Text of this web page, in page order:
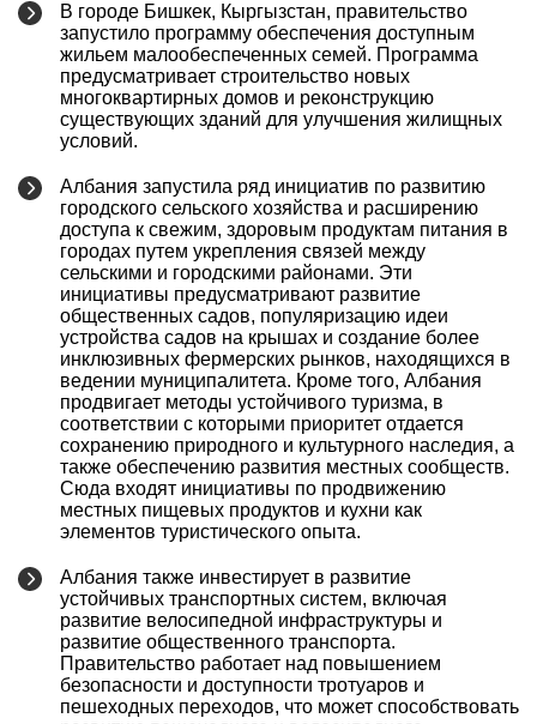
В городе Бишкек, Кыргызстан, правительство
запустило программу обеспечения доступным
жильем малообеспеченных семей. Программа
предусматривает строительство новых
многоквартирных домов и реконструкцию
существующих зданий для улучшения жилищных
условий.
Албания запустила ряд инициатив по развитию
городского сельского хозяйства и расширению
доступа к свежим, здоровым продуктам питания в
городах путем укрепления связей между
сельскими и городскими районами. Эти
инициативы предусматривают развитие
общественных садов, популяризацию идеи
устройства садов на крышах и создание более
инклюзивных фермерских рынков, находящихся в
ведении муниципалитета. Кроме того, Албания
продвигает методы устойчивого туризма, в
соответствии с которыми приоритет отдается
сохранению природного и культурного наследия, а
также обеспечению развития местных сообществ.
Сюда входят инициативы по продвижению
местных пищевых продуктов и кухни как
элементов туристического опыта.
Албания также инвестирует в развитие
устойчивых транспортных систем, включая
развитие велосипедной инфраструктуры и
развитие общественного транспорта.
Правительство работает над повышением
безопасности и доступности тротуаров и
пешеходных переходов, что может способствовать